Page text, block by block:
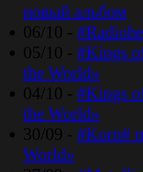
новый альбом
06/10 -
05/10 - #Kings
the World»
04/10 - #Kings
the World»
30/09 - #Korn#
World»